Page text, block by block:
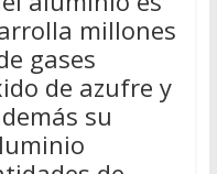
millones
gases
de azufre y
su